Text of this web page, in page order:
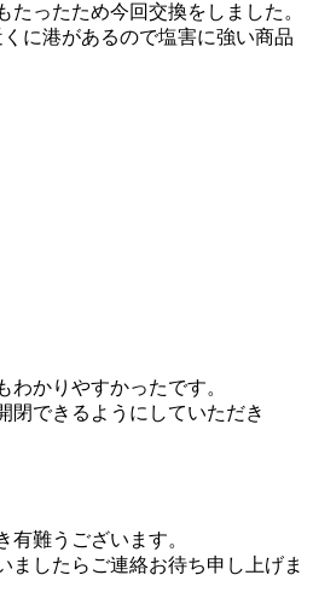
たったため今回交換をしました。
に港があるので塩害に強い商品
わかりやすかったです。
閉できるようにしていただき
有難うございます。
ましたらご連絡お待ち申し上げま